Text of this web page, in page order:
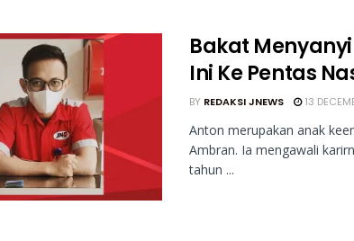
Bakat
Ini Ke Pentas
BY REDAKSI JNEWS 13
Anton merupakan anak
Ambran. Ia mengawali
tahun ...